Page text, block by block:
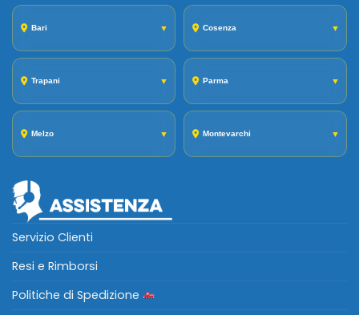
Bari ▼ Cosenza ▼
Trapani ▼ Parma ▼
Melzo ▼ Montevarchi ▼
Servizio Clienti
Resi e Rimborsi
Politiche di Spedizione